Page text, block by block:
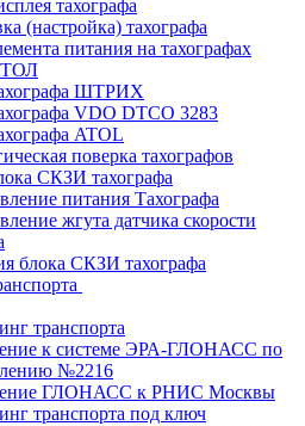
тахографа
(настройка) тахографа
питания на тахографах
ШТРИХ
VDO DTCO 3283
ATOL
поверка тахографов
СКЗИ тахографа
питания Тахографа
жгута датчика скорости
блока СКЗИ тахографа
транспорта
к системе ЭРА-ГЛОНАСС по
№2216
ГЛОНАСС к РНИС Москвы
транспорта под ключ